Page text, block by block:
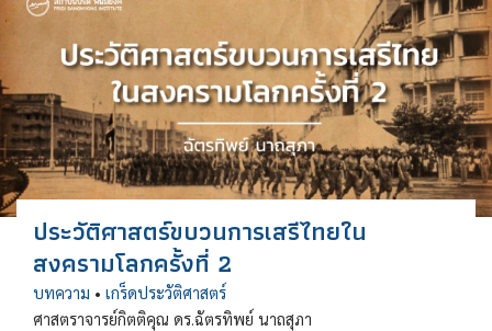
ประวัติศาสตร์ขบวนการเสรีไทยใน
สงครามโลกครั้งที่ 2
บทความ • เกร็ดประวัติศาสตร์
ศาสตราจารย์กิตติคุณ ดร.ฉัตรทิพย์ นาถสุภา